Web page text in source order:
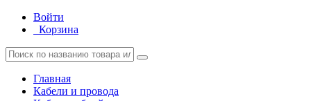
Войти
Корзина
Главная
Кабели и провода